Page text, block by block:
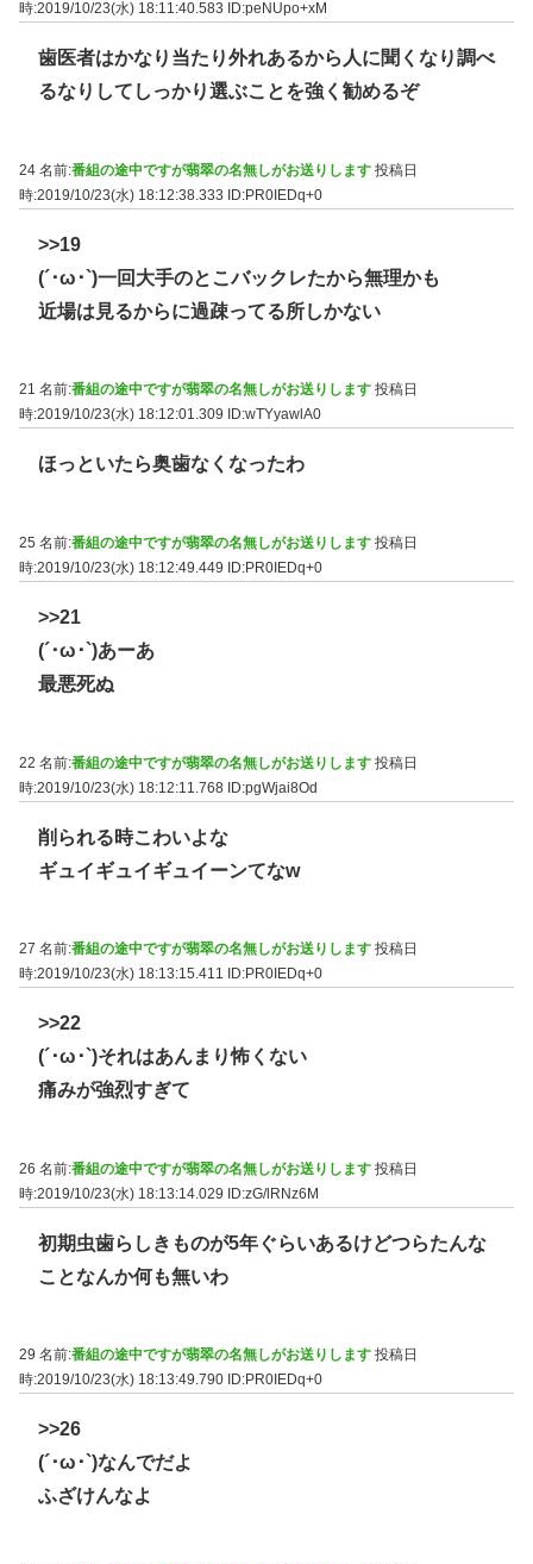
時:2019/10/23(水) 18:11:40.583 ID:peNUpo+xM
歯医者はかなり当たり外れあるから人に聞くなり調べ
るなりしてしっかり選ぶことを強く勧めるぞ
24 名前:番組の途中ですが翡翠の名無しがお送りします 投稿日
時:2019/10/23(水) 18:12:38.333 ID:PR0IEDq+0
>>19
(´･ω･`)一回大手のとこバックレたから無理かも
近場は見るからに過疎ってる所しかない
21 名前:番組の途中ですが翡翠の名無しがお送りします 投稿日
時:2019/10/23(水) 18:12:01.309
ID:wTYyawlA0
ほっといたら奥歯なくなったわ
25 名前:番組の途中ですが翡翠の名無しがお送りします 投稿日
時:2019/10/23(水) 18:12:49.449
ID:PR0IEDq+0
>>21
(´･ω･`)あーあ
最悪死ぬ
22 名前:番組の途中ですが翡翠の名無しがお送りします 投稿日
時:2019/10/23(水) 18:12:11.768 ID:pgWjai8Od
削られる時こわいよな
ギュイギュイギュイーンてなw
27 名前:番組の途中ですが翡翠の名無しがお送りします 投稿日
時:2019/10/23(水) 18:13:15.411
ID:PR0IEDq+0
>>22
(´･ω･`)それはあんまり怖くない
痛みが強烈すぎて
26 名前:番組の途中ですが翡翠の名無しがお送りします 投稿日
時:2019/10/23(水) 18:13:14.029 ID:zG/lRNz6M
初期虫歯らしきものが5年ぐらいあるけどつらたんな
ことなんか何も無いわ
29 名前:番組の途中ですが翡翠の名無しがお送りします 投稿日
時:2019/10/23(水) 18:13:49.790 ID:PR0IEDq+0
>>26
(´･ω･`)なんでだよ
ふざけんなよ